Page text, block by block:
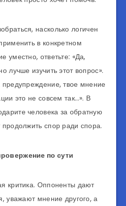
насколько логичен
в конкретном
уместно, ответьте: «Да,
лучше изучить этот вопрос».
твое мнение
это не совсем так…». В
человека за обратную
спор ради спора.
по сути
критика. Оппоненты дают
уважают мнение другого, а